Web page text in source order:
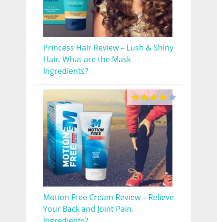
Princess Hair Review – Lush & Shiny
Hair. What are the Mask
Ingredients?
Motion Free Cream Review – Relieve
Your Back and Joint Pain.